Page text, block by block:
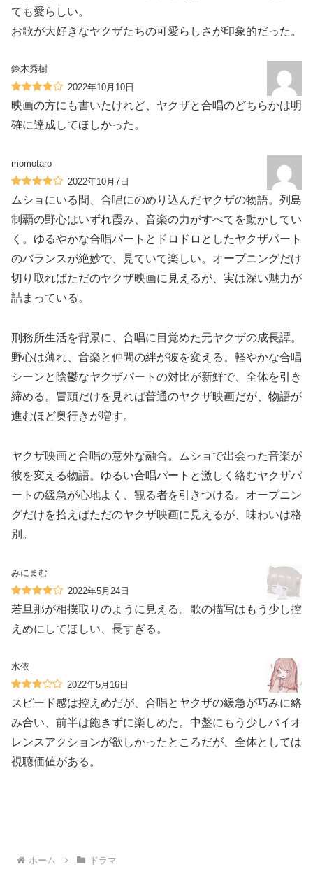
ても愛らしい。
お歌が大好きなヤクザたちの可愛らしさが印象的だった。
鈴木秀樹
2022年10月10日
映画の方にも書いたけれど、ヤクザと合唱のどちらかは明
確に達成してほしかった。
momotaro
2022年10月7日
ムショにいる間、合唱にのめり込んだヤクザの物語。列島
制覇の野心はいずれ霞み、音楽の力がすべてを動かしてい
く。ゆるやかな合唱パートとドロドロとしたヤクザパート
のバランスが絶妙で、見ていて楽しい。オープニングだけ
切り取ればただのヤクザ映画に見えるが、実は深い魅力が
詰まっている。
刑務所生活を背景に、合唱に目覚めた元ヤクザの成長譚。
野心は薄れ、音楽と仲間の絆が彼を変える。軽やかな合唱
シーンと陰鬱なヤクザパートの対比が新鮮で、全体を引き
締める。冒頭だけを見れば普通のヤクザ映画だが、物語が
進むほど奥行きが増す。
ヤクザ映画と合唱の意外な融合。ムショで出会った音楽が
彼を変える物語。ゆるい合唱パートと激しく絡むヤクザパ
ートの緩急が心地よく、観る者を引きつける。オープニン
グだけを拾えばただのヤクザ映画に見えるが、味わいは格
別。
みにまむ
2022年5月24日
若旦那が相撲取りのように見える。歌の描写はもう少し控
えめにしてほしい、長すぎる。
水依
2022年5月16日
スピード感は控えめだが、合唱とヤクザの緩急が巧みに絡
み合い、前半は飽きずに楽しめた。中盤にもう少しバイオ
レンスアクションが欲しかったところだが、全体としては
視聴価値がある。
ホーム ドラマ